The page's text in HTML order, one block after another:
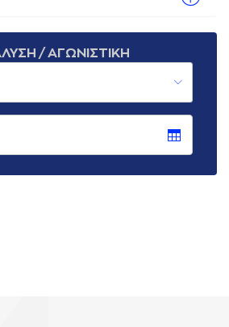
/ ΑΓΩΝΙΣΤΙΚΗ